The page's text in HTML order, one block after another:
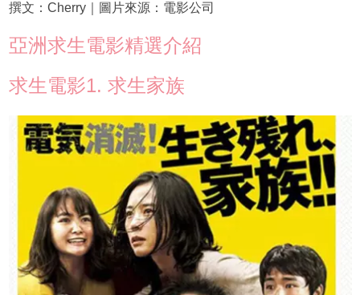
撰文：Cherry｜圖片來源：電影公司
亞洲求生電影精選介紹
求生電影1. 求生家族